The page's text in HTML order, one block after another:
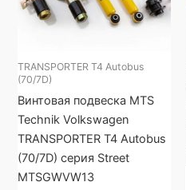
TRANSPORTER T4 Autobus
(70/7D)
Винтовая подвеска MTS
Technik Volkswagen
TRANSPORTER T4 Autobus
(70/7D) серия Street
MTSGWVW13